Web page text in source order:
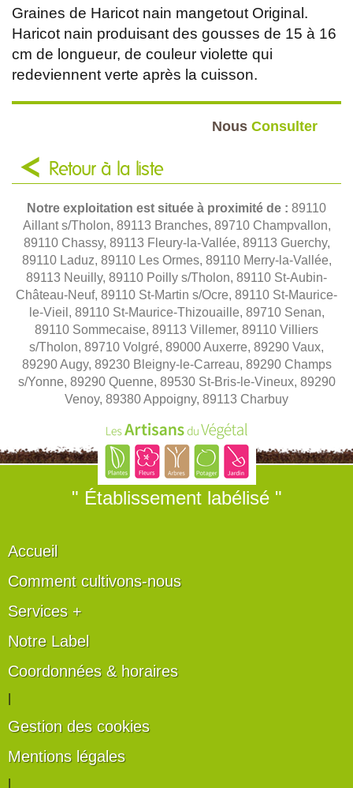
Graines de Haricot nain mangetout Original.
Haricot nain produisant des gousses de 15 à 16
cm de longueur, de couleur violette qui
redeviennent verte après la cuisson.
Nous Consulter
Retour à la liste
Notre exploitation est située à proximité de : 89110
Aillant s/Tholon, 89113 Branches, 89710 Champvallon,
89110 Chassy, 89113 Fleury-la-Vallée, 89113 Guerchy,
89110 Laduz, 89110 Les Ormes, 89110 Merry-la-Vallée,
89113 Neuilly, 89110 Poilly s/Tholon, 89110 St-Aubin-
Château-Neuf, 89110 St-Martin s/Ocre, 89110 St-Maurice-
le-Vieil, 89110 St-Maurice-Thizouaille, 89710 Senan,
89110 Sommecaise, 89113 Villemer, 89110 Villiers
s/Tholon, 89710 Volgré, 89000 Auxerre, 89290 Vaux,
89290 Augy, 89230 Bleigny-le-Carreau, 89290 Champs
s/Yonne, 89290 Quenne, 89530 St-Bris-le-Vineux, 89290
Venoy, 89380 Appoigny, 89113 Charbuy
" Établissement labélisé "
Accueil
Comment cultivons-nous
Services +
Notre Label
Coordonnées & horaires
Gestion des cookies
Mentions légales